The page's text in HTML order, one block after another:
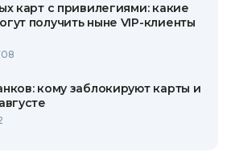
карт с привилегиями: какие
получить ныне VIP-клиенты
кому заблокируют карты и